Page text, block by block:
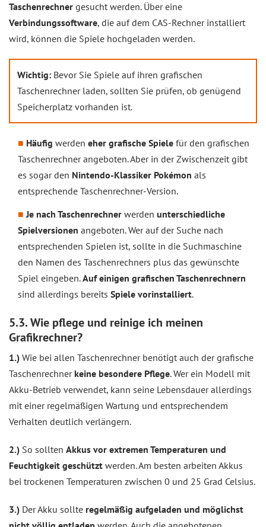
Taschenrechner gesucht werden. Über eine
Verbindungssoftware, die auf dem CAS-Rechner installiert
wird, können die Spiele hochgeladen werden.
Wichtig: Bevor Sie Spiele auf ihren grafischen
Taschenrechner laden, sollten Sie prüfen, ob genügend
Speicherplatz vorhanden ist.
Häufig werden eher grafische Spiele für den grafischen
Taschenrechner angeboten. Aber in der Zwischenzeit gibt
es sogar den Nintendo-Klassiker Pokémon als
entsprechende Taschenrechner-Version.
Je nach Taschenrechner werden unterschiedliche
Spielversionen angeboten. Wer auf der Suche nach
entsprechenden Spielen ist, sollte in die Suchmaschine
den Namen des Taschenrechners plus das gewünschte
Spiel eingeben.Auf einigen grafischen Taschenrechnern
sind allerdings bereits Spiele vorinstalliert.
5.3. Wie pflege und reinige ich meinen
Grafikrechner?
1.) Wie bei allen Taschenrechner benötigt auch der grafische
Taschenrechner keine besondere Pflege. Wer ein Modell mit
Akku-Betrieb verwendet, kann seine Lebensdauer allerdings
mit einer regelmäßigen Wartung und entsprechendem
Verhalten deutlich verlängern.
2.) So sollten Akkus vor extremen Temperaturen und
Feuchtigkeit geschützt werden. Am besten arbeiten Akkus
bei trockenen Temperaturen zwischen 0 und 25 Grad Celsius.
3.) Der Akku sollte regelmäßig aufgeladen und möglichst